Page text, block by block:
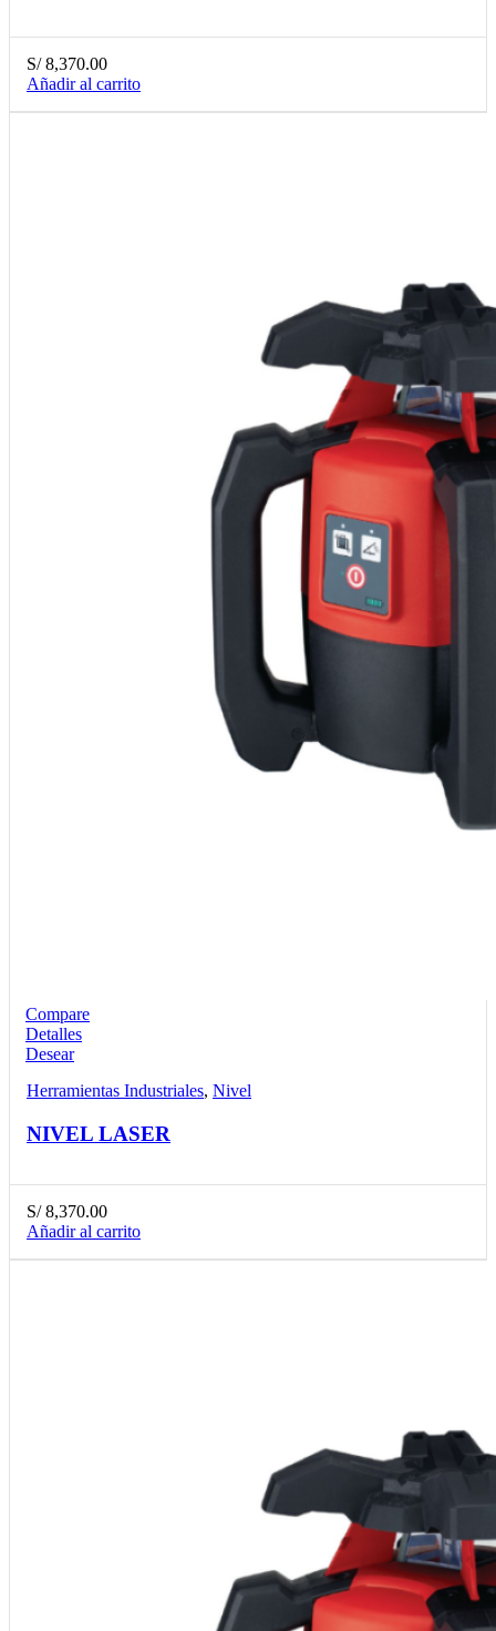
S/8,370.00
Añadir al carrito
Compare
Detalles
Desear
Herramientas Industriales, Nivel
NIVEL LASER
S/8,370.00
Añadir al carrito